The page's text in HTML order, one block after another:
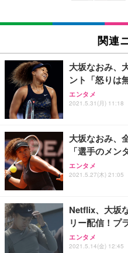
SIHOO B100 オ
ュチェア 人間工
￥27,999
Sezlife オフィ
ワーク チェア 強
能 人間工学 椅
ョン PCチェア
務用 おしゃれ
Sezlife オフィ
ワーク チェア 強
能 人間工学 椅子
務用 おしゃれ
ANDWINT オフ
ッシュ 通気性 ラ
ス圧無段階昇降
EIZO ビジネス
￥109,572
【純正品】27"ゲ
フック付き（CFI-
【整備済み品】
ー フルHD（
ort/VGA スピー
【MiniLED/
HOOTER
グモニター QD
Amazonベーシ
x2袋(84枚) ホワ
￥3,234
ネオ・ルーライ
り 単品
Smart Basic(ス
限定】 Smart
超厚型 お徳用 ワ
アイリスオーヤ
ュラー 200枚入
関連
大坂なおみ、
ント「怒りは
エンタメ
2021.5.31(月) 11:18
大坂なおみ、
「選手のメン
エンタメ
2021.5.27(木) 21:05
Netflix、大坂
リー配信！プ
エンタメ
2021.5.14(金) 12:45